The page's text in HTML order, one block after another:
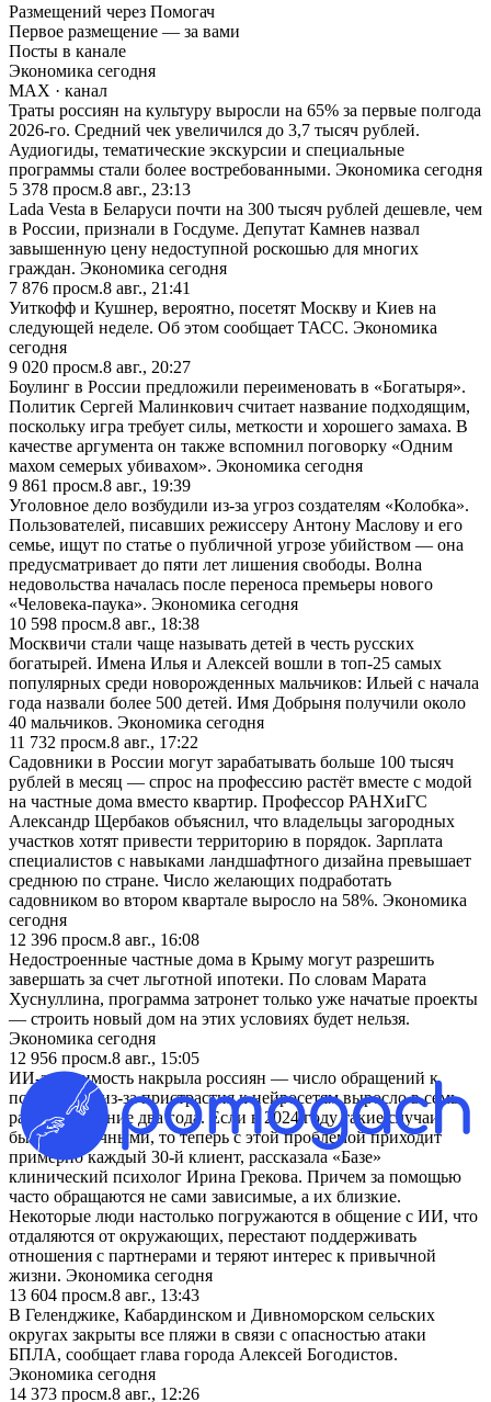
Размещений через Помогач
Первое размещение — за вами
Посты в канале
Экономика сегодня
MAX · канал
Траты россиян на культуру выросли на 65% за первые полгода
2026-го. Средний чек увеличился до 3,7 тысяч рублей.
Аудиогиды, тематические экскурсии и специальные
программы стали более востребованными. Экономика сегодня
5 378 просм.8 авг., 23:13
Lada Vesta в Беларуси почти на 300 тысяч рублей дешевле, чем
в России, признали в Госдуме. Депутат Камнев назвал
завышенную цену недоступной роскошью для многих
граждан. Экономика сегодня
7 876 просм.8 авг., 21:41
Уиткофф и Кушнер, вероятно, посетят Москву и Киев на
следующей неделе. Об этом сообщает ТАСС. Экономика
сегодня
9 020 просм.8 авг., 20:27
Боулинг в России предложили переименовать в «Богатыря».
Политик Сергей Малинкович считает название подходящим,
поскольку игра требует силы, меткости и хорошего замаха. В
качестве аргумента он также вспомнил поговорку «Одним
махом семерых убивахом». Экономика сегодня
9 861 просм.8 авг., 19:39
Уголовное дело возбудили из-за угроз создателям «Колобка».
Пользователей, писавших режиссеру Антону Маслову и его
семье, ищут по статье о публичной угрозе убийством — она
предусматривает до пяти лет лишения свободы. Волна
недовольства началась после переноса премьеры нового
«Человека-паука». Экономика сегодня
10 598 просм.8 авг., 18:38
Москвичи стали чаще называть детей в честь русских
богатырей. Имена Илья и Алексей вошли в топ-25 самых
популярных среди новорожденных мальчиков: Ильей с начала
года назвали более 500 детей. Имя Добрыня получили около
40 мальчиков. Экономика сегодня
11 732 просм.8 авг., 17:22
Садовники в России могут зарабатывать больше 100 тысяч
рублей в месяц — спрос на профессию растёт вместе с модой
на частные дома вместо квартир. Профессор РАНХиГС
Александр Щербаков объяснил, что владельцы загородных
участков хотят привести территорию в порядок. Зарплата
специалистов с навыками ландшафтного дизайна превышает
среднюю по стране. Число желающих подработать
садовником во втором квартале выросло на 58%. Экономика
сегодня
12 396 просм.8 авг., 16:08
Недостроенные частные дома в Крыму могут разрешить
завершать за счет льготной ипотеки. По словам Марата
Хуснуллина, программа затронет только уже начатые проекты
— строить новый дом на этих условиях будет нельзя.
Экономика сегодня
12 956 просм.8 авг., 15:05
ИИ-зависимость накрыла россиян — число обращений к
психологам из-за пристрастия к нейросетям выросло в семь
раз за последние два года. Если в 2024 году такие случаи
были единичными, то теперь с этой проблемой приходит
примерно каждый 30-й клиент, рассказала «Базе»
клинический психолог Ирина Грекова. Причем за помощью
часто обращаются не сами зависимые, а их близкие.
Некоторые люди настолько погружаются в общение с ИИ, что
отдаляются от окружающих, перестают поддерживать
отношения с партнерами и теряют интерес к привычной
жизни. Экономика сегодня
13 604 просм.8 авг., 13:43
В Геленджике, Кабардинском и Дивноморском сельских
округах закрыты все пляжи в связи с опасностью атаки
БПЛА, сообщает глава города Алексей Богодистов.
Экономика сегодня
14 373 просм.8 авг., 12:26